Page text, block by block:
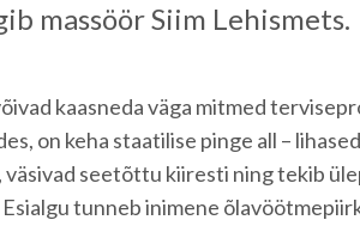
massöör Siim Lehismets.
kaasneda väga mitmed
on keha staatilise pinge all –
seetõttu kiiresti ning tekib
tunneb inimene